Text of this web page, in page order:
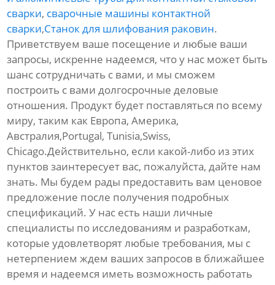
сварки, сварочные машины контактной
сварки,Станок для шлифования раковин.
Приветствуем ваше посещение и любые ваши
запросы, искренне надеемся, что у нас может быть
шанс сотрудничать с вами, и мы сможем
построить с вами долгосрочные деловые
отношения. Продукт будет поставляться по всему
миру, таким как Европа, Америка,
Австралия,Portugal, Tunisia,Swiss,
Chicago.Действительно, если какой-либо из этих
пунктов заинтересует вас, пожалуйста, дайте нам
знать. Мы будем рады предоставить вам ценовое
предложение после получения подробных
спецификаций. У нас есть наши личные
специалисты по исследованиям и разработкам,
которые удовлетворят любые требования, мы с
нетерпением ждем ваших запросов в ближайшее
время и надеемся иметь возможность работать